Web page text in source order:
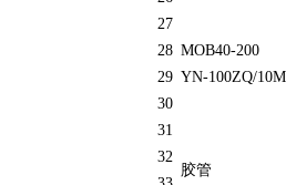
27
28 MOB40-200
29 YN-100ZQ/
30
31
32
胶管